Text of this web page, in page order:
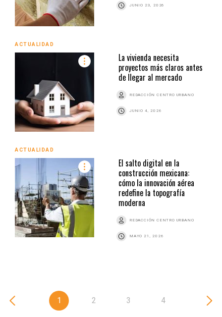
JUNIO 23, 2026
ACTUALIDAD
La vivienda necesita
proyectos más claros antes
de llegar al mercado
REDACCIÓN CENTRO URBANO
JUNIO 4, 2026
ACTUALIDAD
El salto digital en la
construcción mexicana:
cómo la innovación aérea
redefine la topografía
moderna
REDACCIÓN CENTRO URBANO
MAYO 21, 2026
1 2 3 4